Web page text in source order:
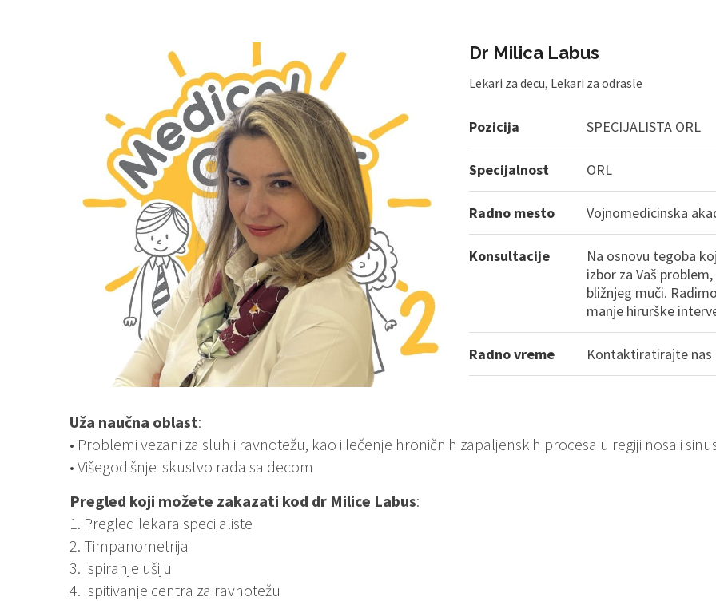
Dr Milica Labus
Lekari za decu, Lekari za odrasle
Pozicija SPECIJALISTA ORL
Specijalnost ORL
Radno mesto Vojnomedicinska
Konsultacije
Na osnovu tegoba
izbor za Vaš
bližnjeg muči.
manje hirurške
Radno vreme Kontaktiratirajte
Uža naučna oblast:
• Problemi vezani za sluh i ravnotežu, kao i lečenje hroničnih zapaljenskih procesa u regiji nosa i
• Višegodišnje iskustvo rada sa decom
Pregled koji možete zakazati kod dr Milice Labus:
1. Pregled lekara specijaliste
2. Timpanometrija
3. Ispiranje ušiju
4. Ispitivanje centra za ravnotežu